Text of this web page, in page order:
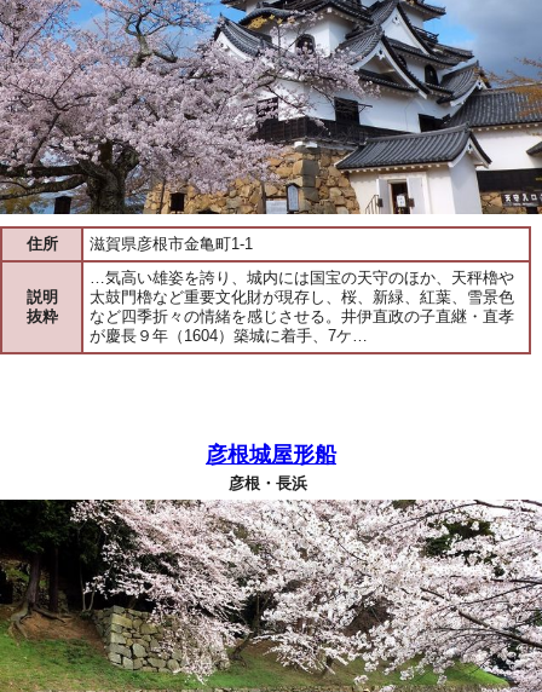
住所 滋賀県彦根市金亀町1-1
説明
抜粋
…気高い雄姿を誇り、城内には国宝の天守のほか、天秤櫓や
太鼓門櫓など重要文化財が現存し、桜、新緑、紅葉、雪景色
など四季折々の情緒を感じさせる。井伊直政の子直継・直孝
が慶長９年（1604）築城に着手、7ケ…
彦根城屋形船
彦根・長浜